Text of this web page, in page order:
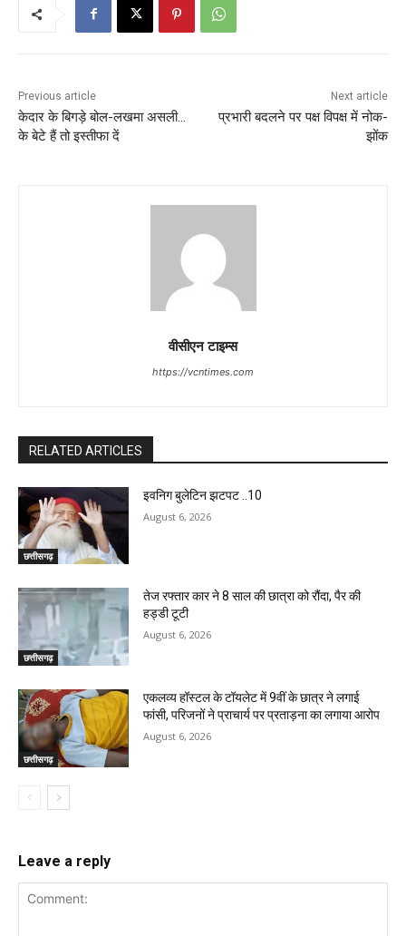
Previous article
केदार के बिगड़े बोल-लखमा असली…
के बेटे हैं तो इस्तीफा दें
Next article
प्रभारी बदलने पर पक्ष विपक्ष में नोक-
झोंक
वीसीएन टाइम्स
https://vcntimes.com
RELATED ARTICLES
छत्तीसगढ़
इवनिग बुलेटिन झटपट ..10
August 6, 2026
छत्तीसगढ़
तेज रफ्तार कार ने 8 साल की छात्रा को रौंदा, पैर की
हड्डी टूटी
August 6, 2026
छत्तीसगढ़
एकलव्य हॉस्टल के टॉयलेट में 9वीं के छात्र ने लगाई
फांसी, परिजनों ने प्राचार्य पर प्रताड़ना का लगाया आरोप
August 6, 2026
Leave a reply